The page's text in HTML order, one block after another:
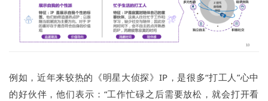
例如，近年来较热的《明星大侦探》IP，是很多“打工人”心中
的好伙伴，他们表示：“工作忙碌之后需要放松，就会打开看